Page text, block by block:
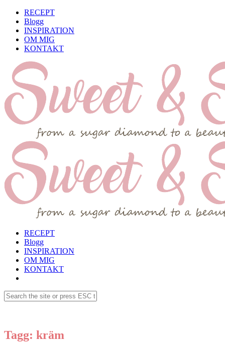
RECEPT
Blogg
INSPIRATION
OM MIG
KONTAKT
RECEPT
Blogg
INSPIRATION
OM MIG
KONTAKT
Tagg: kräm